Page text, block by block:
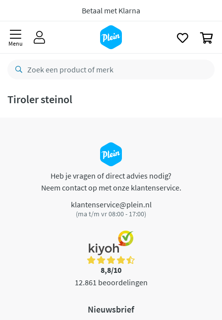
Betaal met Klarna
Menu
Tiroler steinol
Heb je vragen of direct advies nodig?
Neem contact op met onze klantenservice.
klantenservice@plein.nl
(ma t/m vr 08:00 - 17:00)
8,8/10
12.861 beoordelingen
Nieuwsbrief